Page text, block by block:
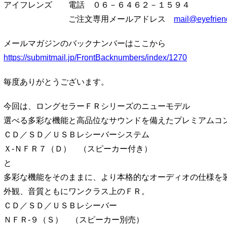
アイフレンズ 電話 ０６－６４６２－１５９４
ご注文専用メールアドレス
メールマガジンのバックナンバーはここから
https://submitmail.jp/FrontBacknumbers/index/1270
毎度ありがとうございます。
今回は、ロングセラーＦＲシリーズのニューモデル
選べる多彩な機能と高品位なサウンドを備えたプレミアムコ
ＣＤ／ＳＤ／ＵＳＢレシーバーシステム
Ｘ-ＮＦＲ７（Ｄ） （スピーカー付き）
と
多彩な機能をそのままに、より本格的なオーディオの仕様を
外観、音質ともにワンクラス上のＦＲ。
ＣＤ／ＳＤ／ＵＳＢレシーバー
ＮＦＲ-９（Ｓ） （スピーカー別売）